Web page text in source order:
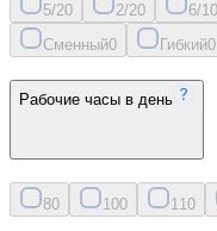
5/20 2/20 6/10
Сменный0 Гибкий0
Рабочие часы в день
80 100 11 0